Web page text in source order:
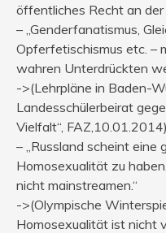
öffentliches Recht an
– „Genderfanatismus,
Opferfetischismus etc. –
wahren Unterdrückten
->(Lehrpläne in Baden-
Landesschülerbeirat
Vielfalt“, FAZ,10.01.2014)
– „Russland scheint eine
Homosexualität zu
nicht mainstreamen.“
->(Olympische
Homosexualität ist nicht